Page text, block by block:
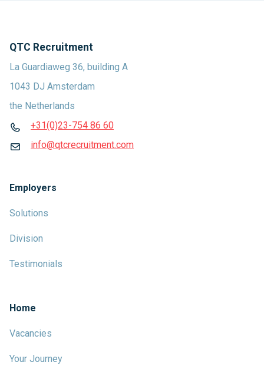
QTC Recruitment
La Guardiaweg 36, building A
1043 DJ Amsterdam
the Netherlands
+31(0)23-754 86 60
info@qtcrecruitment.com
Employers
Solutions
Division
Testimonials
Home
Vacancies
Your Journey